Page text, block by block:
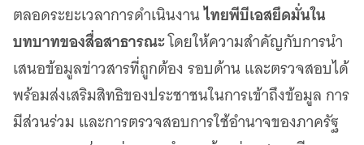
ตลอดระยะเวลาการดำเนินงานไทยพีบีเอสยึดมั่นใน
บทบาทของสื่อสาธารณะโดยให้ความสำคัญกับการนำ
เสนอข้อมูลข่าวสารที่ถูกต้อง รอบด้าน และตรวจสอบได้
พร้อมส่งเสริมสิทธิของประชาชนในการเข้าถึงข้อมูล การ
มีส่วนร่วม และการตรวจสอบการใช้อำนาจของภาครัฐ